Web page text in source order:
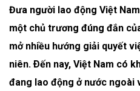
Đưa người lao động Việt
một chủ trương đúng đắn
mở nhiều hướng giải quyết
niên. Ðến nay, Việt Nam có
đang lao động ở nước ngoài